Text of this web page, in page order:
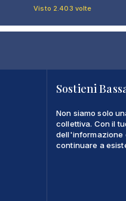
Visto 2.403 volte
Sostieni
Non siamo solo
collettiva. Con il
dell'informazione
continuare a